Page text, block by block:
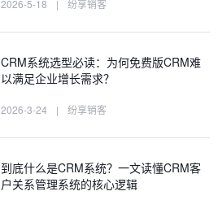
2026-5-18 | 纷享销客
CRM系统选型必读：为何免费版CRM难
以满足企业增长需求？
2026-3-24 | 纷享销客
到底什么是CRM系统？一文读懂CRM客
户关系管理系统的核心逻辑